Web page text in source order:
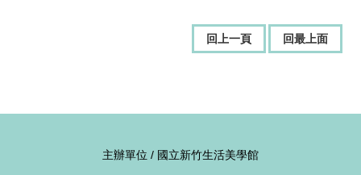
回上一頁 回最上面
主辦單位 / 國立新竹生活美學館